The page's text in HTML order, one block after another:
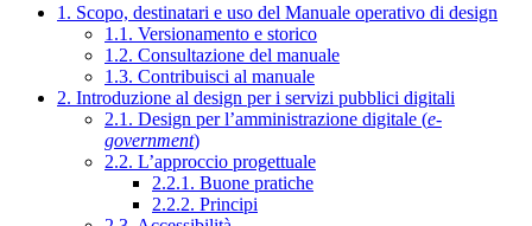
1. Scopo, destinatari e uso del Manuale operativo di design
1.1. Versionamento e storico
1.2. Consultazione del manuale
1.3. Contribuisci al manuale
2. Introduzione al design per i servizi pubblici digitali
2.1. Design per l’amministrazione digitale (e-
government)
2.2. L’approccio progettuale
2.2.1. Buone pratiche
2.2.2. Principi